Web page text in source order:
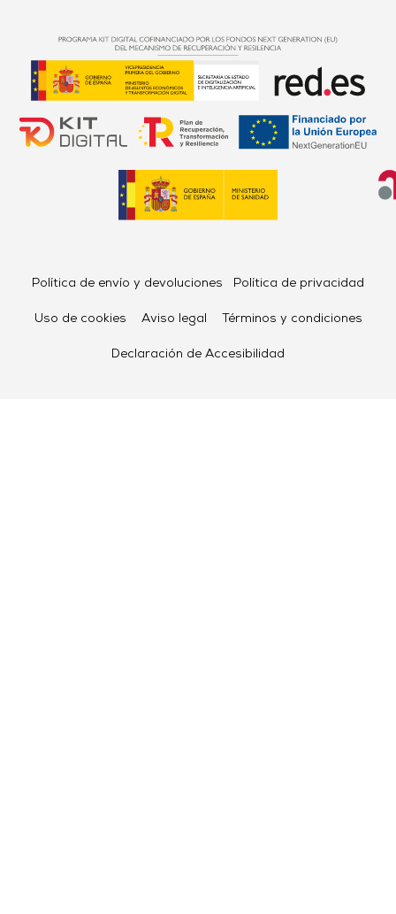
Política de envío y devoluciones Política de privacidad
Uso de cookies Aviso legal Términos y condiciones
Declaración de Accesibilidad